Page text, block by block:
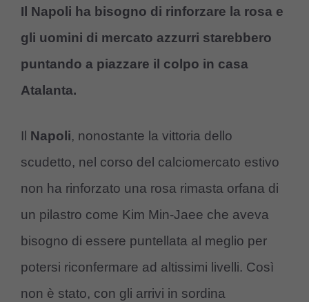
Il Napoli ha bisogno di rinforzare la rosa e
gli uomini di mercato azzurri starebbero
puntando a piazzare il colpo in casa
Atalanta.
Il Napoli, nonostante la vittoria dello
scudetto, nel corso del calciomercato estivo
non ha rinforzato una rosa rimasta orfana di
un pilastro come Kim Min-Jaee che aveva
bisogno di essere puntellata al meglio per
potersi riconfermare ad altissimi livelli. Così
non è stato, con gli arrivi in sordina